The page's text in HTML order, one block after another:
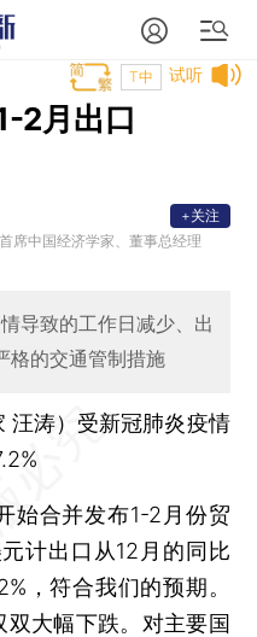
试听
T中
2月出口
席中国经济学家、董事总经理
+关注
导致的工作日减少、出
格的交通管制措施
涛） 受新冠肺炎疫情
合并发布1-2月份贸
计出口从12月的同比
，符合我们的预期。
大幅下跌。对主要国